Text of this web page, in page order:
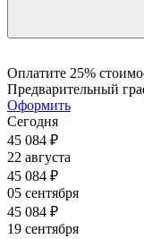
Оплатите 25%
Предварительный
Оформить
Сегодня
45 084 ₽
22 августа
45 084 ₽
05 сентября
45 084 ₽
19 сентября